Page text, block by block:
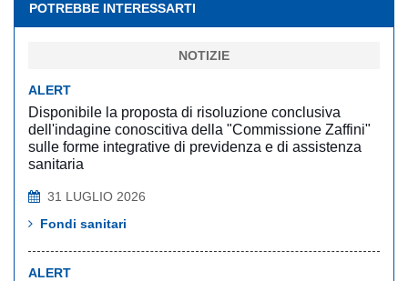
POTREBBE INTERESSARTI
NOTIZIE
ALERT
Disponibile la proposta di risoluzione conclusiva
dell'indagine conoscitiva della "Commissione Zaffini"
sulle forme integrative di previdenza e di assistenza
sanitaria
31 LUGLIO 2026
Fondi sanitari
ALERT